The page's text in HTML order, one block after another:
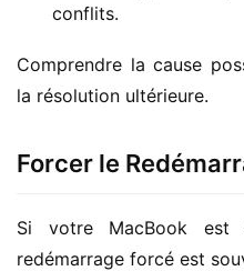
conflits.
Comprendre la cause
la résolution ultérieure.
Forcer le
Si votre MacBook est
redémarrage forcé est